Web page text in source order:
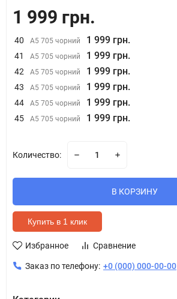
1 999 грн.
40 А5 705 чорний 1 999 грн.
41 А5 705 чорний 1 999 грн.
42 А5 705 чорний 1 999 грн.
43 А5 705 чорний 1 999 грн.
44 А5 705 чорний 1 999 грн.
45 А5 705 чорний 1 999 грн.
Количество:
В КОРЗИНУ
Купить в 1 клик
Избранное Сравнение
Заказ по телефону: +0 (000) 000-00-00